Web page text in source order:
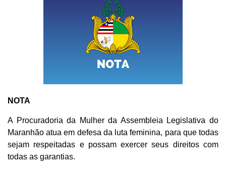
NOTA
A Procuradoria da Mulher da Assembleia Legislativa do
Maranhão atua em defesa da luta feminina, para que todas
sejam respeitadas e possam exercer seus direitos com
todas as garantias.